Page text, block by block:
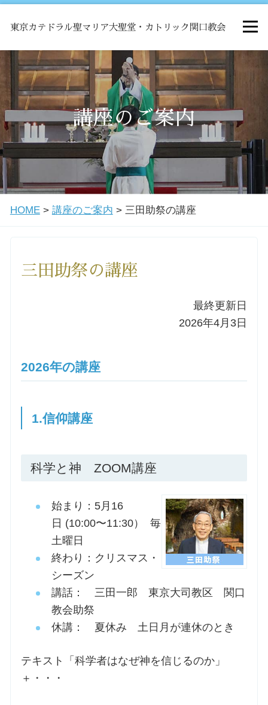
東京カテドラル聖マリア大聖堂・カトリック関口教会
HOME
ミサ
お知らせ
教会学校・中高生会
シスター中島の講座
オルガンメディテーション
交通・アクセス
ご利用にあたって
交通・アクセス
講座のご案内
HOME> 講座のご案内 > 三田助祭の講座
三田助祭の講座
最終更新日
2026年4月3日
2026年の講座
1.信仰講座
科学と神 ZOOM講座
始まり： 5月 16
日 (10:00〜11:30）
毎
土曜日
終わり：クリスマス・
シーズン
講話： 三田一郎 東京大司教区 関口
教会助祭
休講： 夏休み 土日月が連休のとき
テキスト「科学者はなぜ神を信じるのか」
＋・・・